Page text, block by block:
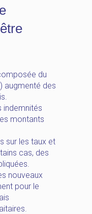
du
augmenté des
indemnités
montants
sur les taux et
cas, des
nouveaux
pour le